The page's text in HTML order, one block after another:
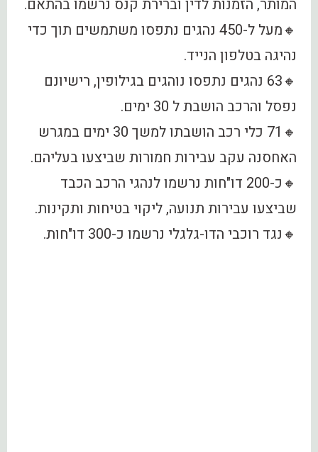
המותר, הזמנות לדין וברירת קנס נרשמו בהתאם.
🔸מעל ל-450 נהגים נתפסו משתמשים תוך כדי
נהיגה בטלפון הנייד.
🔸63 נהגים נתפסו נוהגים בגילופין, רישיונם
נפסל והרכב הושבת ל 30 ימים.
🔸71 כלי רכב הושבתו למשך 30 ימים במגרש
האחסנה עקב עבירות חמורות שביצעו בעליהם.
🔸כ-200 דו"חות נרשמו לנהגי הרכב הכבד
שביצעו עבירות תנועה, ליקוי בטיחות ותקינות.
🔸נגד רוכבי הדו-גלגלי נרשמו כ-300 דו"חות.